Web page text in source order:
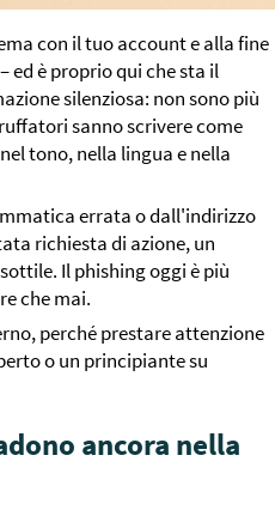
con il tuo account e alla fine
ed è proprio qui che sta il
silenziosa: non sono più
sanno scrivere come
tono, nella lingua e nella
errata o dall'indirizzo
richiesta di azione, un
Il phishing oggi è più
che mai.
perché prestare attenzione
o un principiante su
ancora nella